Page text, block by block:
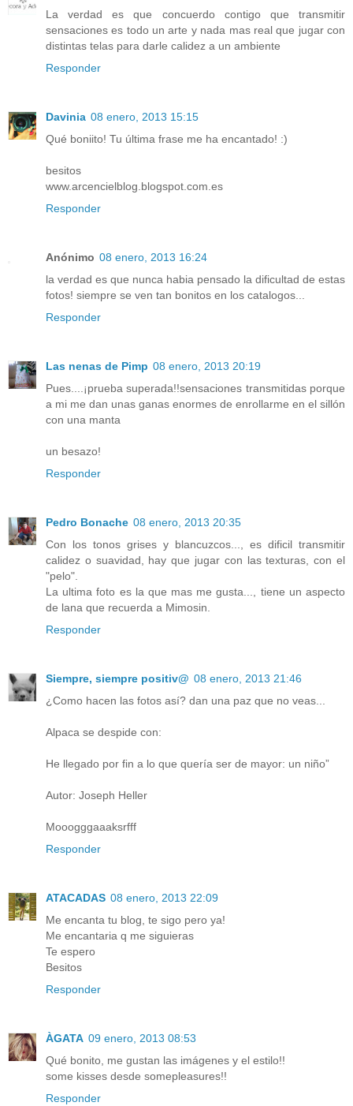
La verdad es que concuerdo contigo que transmitir
sensaciones es todo un arte y nada mas real que jugar con
distintas telas para darle calidez a un ambiente
Responder
Davinia 08 enero, 2013 15:15
Qué boniito! Tu última frase me ha encantado! :)
besitos
www.arcencielblog.blogspot.com.es
Responder
Anónimo 08 enero, 2013 16:24
la verdad es que nunca habia pensado la dificultad de estas
fotos! siempre se ven tan bonitos en los catalogos...
Responder
Las nenas de Pimp 08 enero, 2013 20:19
Pues....¡prueba superada!!sensaciones transmitidas porque
a mi me dan unas ganas enormes de enrollarme en el sillón
con una manta
un besazo!
Responder
Pedro Bonache 08 enero, 2013 20:35
Con los tonos grises y blancuzcos..., es dificil transmitir
calidez o suavidad, hay que jugar con las texturas, con el
"pelo".
La ultima foto es la que mas me gusta..., tiene un aspecto
de lana que recuerda a Mimosin.
Responder
Siempre, siempre positiv@ 08 enero, 2013 21:46
¿Como hacen las fotos así? dan una paz que no veas...
Alpaca se despide con:
He llegado por fin a lo que quería ser de mayor: un niño”
Autor: Joseph Heller
Mooogggaaaksrfff
Responder
ATACADAS 08 enero, 2013 22:09
Me encanta tu blog, te sigo pero ya!
Me encantaria q me siguieras
Te espero
Besitos
Responder
ÀGATA 09 enero, 2013 08:53
Qué bonito, me gustan las imágenes y el estilo!!
some kisses desde somepleasures!!
Responder